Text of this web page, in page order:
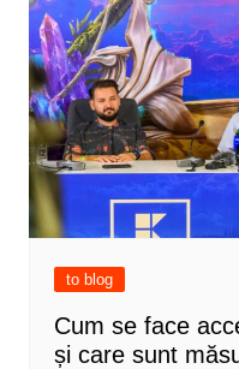
to blog
Cum se face
și care sunt